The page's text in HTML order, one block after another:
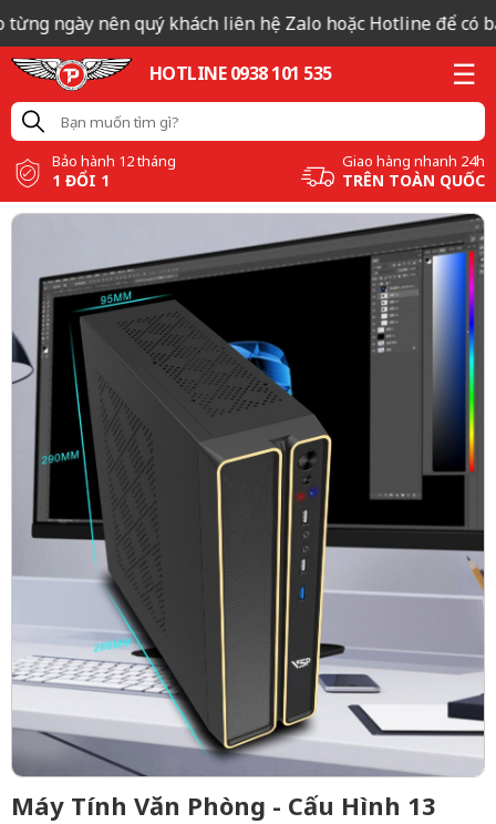
ngày nên quý khách liên hệ Zalo hoặc Hotline để có
HOTLINE 0938 101 535
Bảo hành 12 tháng
1 ĐỔI 1
Giao hàng nhanh 24h
TRÊN TOÀN QUỐC
Máy Tính Văn Phòng - Cấu Hình 13